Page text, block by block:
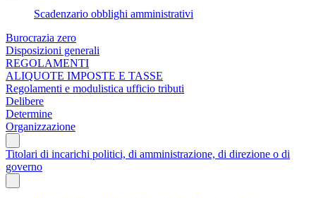
Scadenzario obblighi amministrativi
Burocrazia zero
Disposizioni generali
REGOLAMENTI
ALIQUOTE IMPOSTE E TASSE
Regolamenti e modulistica ufficio tributi
Delibere
Determine
Organizzazione
Titolari di incarichi politici, di amministrazione, di direzione o di
governo